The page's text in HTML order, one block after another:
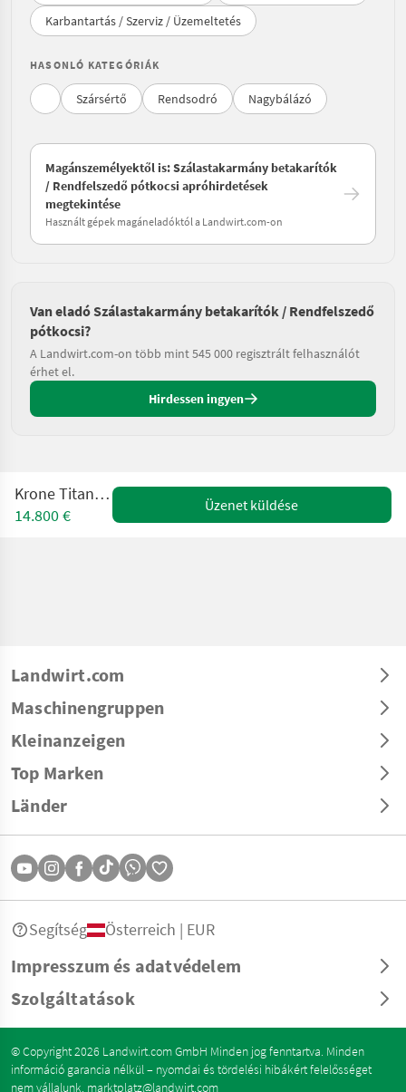
Karbantartás / Szerviz / Üzemeltetés
HASONLÓ KATEGÓRIÁK
Szársértő Rendsodró Nagybálázó
Magánszemélyektől is: Szálastakarmány betakarítók
/ Rendfelszedő pótkocsi apróhirdetések
megtekintése
Használt gépek magáneladóktól a Landwirt.com-on
Van eladó Szálastakarmány betakarítók / Rendfelszedő
pótkocsi?
A Landwirt.com-on több mint 545 000 regisztrált felhasználót
érhet el.
Hirdessen ingyen
Krone Titan 6/48 GL
14.800 €
Üzenet küldése
Landwirt.com
Maschinengruppen
Kleinanzeigen
Top Marken
Länder
Impresszum és adatvédelem
Szolgáltatások
Segítség Österreich | EUR
© Copyright 2026 Landwirt.com GmbH Minden jog fenntartva. Minden
információ garancia nélkül – nyomdai és tördelési hibákért felelősséget
nem vállalunk. marktplatz@landwirt.com